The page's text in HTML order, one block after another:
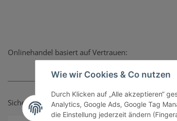
Wie wir Cookies & Co nutzen
Durch Klicken auf „Alle akzeptieren“
Analytics, Google Ads, Google Tag
die Einstellung jederzeit ändern
Onlinehandel basiert auf Vertrauen:
Sicher bezahlen via: